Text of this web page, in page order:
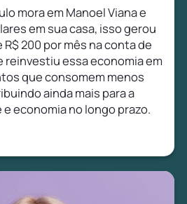
mora em Manoel Viana e
em sua casa, isso gerou
200 por mês na conta de
reinvestiu essa economia em
que consomem menos
ainda mais para a
economia no longo prazo.